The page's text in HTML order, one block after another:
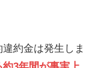
約金は発生しま